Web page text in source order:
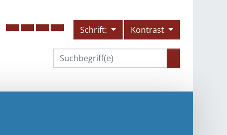
Schrift: Kontrast